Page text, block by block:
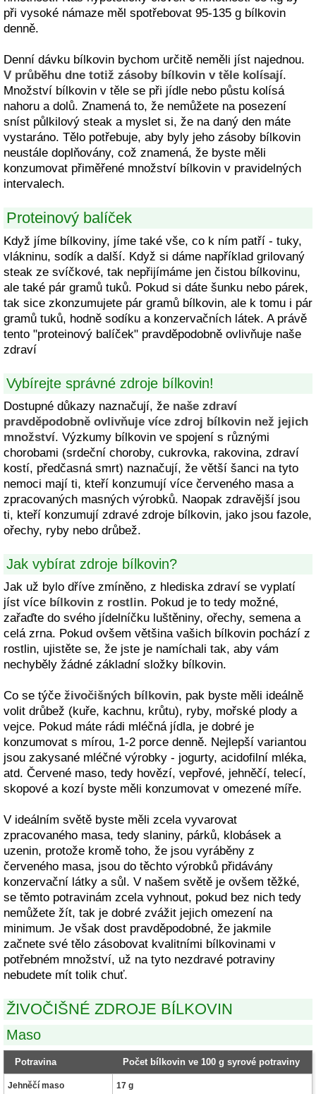
při vysoké námaze měl spotřebovat 95-135 g bílkovin
denně.
Denní dávku bílkovin bychom určitě neměli jíst najednou.
V průběhu dne totiž zásoby bílkovin v těle kolísají.
Množství bílkovin v těle se při jídle nebo půstu kolísá
nahoru a dolů. Znamená to, že nemůžete na posezení
sníst půlkilový steak a myslet si, že na daný den máte
vystaráno. Tělo potřebuje, aby byly jeho zásoby bílkovin
neustále doplňovány, což znamená, že byste měli
konzumovat přiměřené množství bílkovin v pravidelných
intervalech.
Proteinový balíček
Když jíme bílkoviny, jíme také vše, co k ním patří - tuky,
vlákninu, sodík a další. Když si dáme například grilovaný
steak ze svíčkové, tak nepřijímáme jen čistou bílkovinu,
ale také pár gramů tuků. Pokud si dáte šunku nebo párek,
tak sice zkonzumujete pár gramů bílkovin, ale k tomu i pár
gramů tuků, hodně sodíku a konzervačních látek. A právě
tento "proteinový balíček" pravděpodobně ovlivňuje naše
zdraví
Vybírejte správné zdroje bílkovin!
Dostupné důkazy naznačují, že naše zdraví
pravděpodobně ovlivňuje více zdroj bílkovin než jejich
množství. Výzkumy bílkovin ve spojení s různými
chorobami (srdeční choroby, cukrovka, rakovina, zdraví
kostí, předčasná smrt) naznačují, že větší šanci na tyto
nemoci mají ti, kteří konzumují více červeného masa a
zpracovaných masných výrobků. Naopak zdravější jsou
ti, kteří konzumují zdravé zdroje bílkovin, jako jsou fazole,
ořechy, ryby nebo drůbež.
Jak vybírat zdroje bílkovin?
Jak už bylo dříve zmíněno, z hlediska zdraví se vyplatí
jíst více bílkovin z rostlin. Pokud je to tedy možné,
zařaďte do svého jídelníčku luštěniny, ořechy, semena a
celá zrna. Pokud ovšem většina vašich bílkovin pochází z
rostlin, ujistěte se, že jste je namíchali tak, aby vám
nechyběly žádné základní složky bílkovin.
Co se týče živočišných bílkovin, pak byste měli ideálně
volit drůbež (kuře, kachnu, krůtu), ryby, mořské plody a
vejce. Pokud máte rádi mléčná jídla, je dobré je
konzumovat s mírou, 1-2 porce denně. Nejlepší variantou
jsou zakysané mléčné výrobky - jogurty, acidofilní mléka,
atd. Červené maso, tedy hovězí, vepřové, jehněčí, telecí,
skopové a kozí byste měli konzumovat v omezené míře.
V ideálním světě byste měli zcela vyvarovat
zpracovaného masa, tedy slaniny, párků, klobásek a
uzenin, protože kromě toho, že jsou vyráběny z
červeného masa, jsou do těchto výrobků přidávány
konzervační látky a sůl. V našem světě je ovšem těžké,
se těmto potravinám zcela vyhnout, pokud bez nich tedy
nemůžete žít, tak je dobré zvážit jejich omezení na
minimum. Je však dost pravděpodobné, že jakmile
začnete své tělo zásobovat kvalitními bílkovinami v
potřebném množství, už na tyto nezdravé potraviny
nebudete mít tolik chuť.
ŽIVOČIŠNÉ ZDROJE BÍLKOVIN
Maso
Potravina Počet bílkovin ve 100 g syrové potraviny
Jehněčí maso 17 g